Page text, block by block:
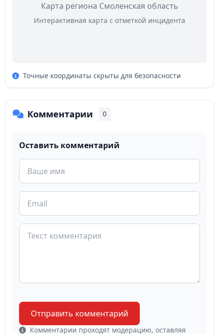
Карта региона Смоленская область
Интерактивная карта с отметкой инцидента
Точные координаты скрыты для безопасности
Комментарии 0
Оставить комментарий
Отправить комментарий
Комментарии проходят модерацию, оставляя